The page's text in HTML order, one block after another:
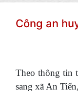
Công an
Theo thông tin
sang xã An